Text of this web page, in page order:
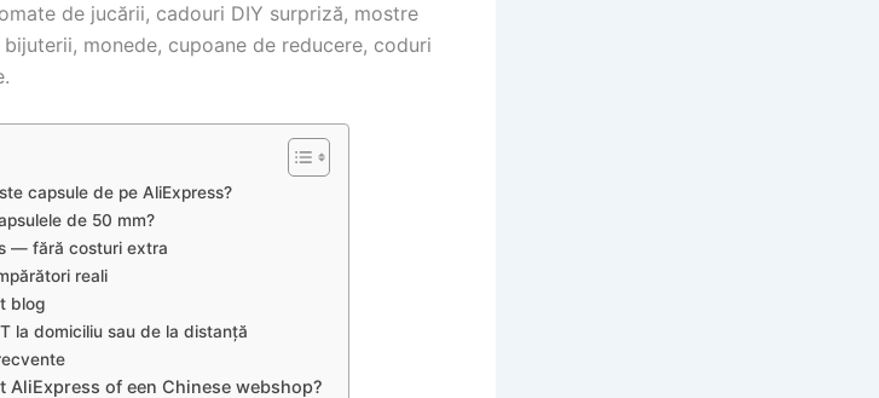
de jucării, cadouri DIY surpriză, mostre
monede, cupoane de reducere, coduri
capsule de pe AliExpress?
de 50 mm?
— fără costuri extra
reali
blog
la domiciliu sau de la distanță
AliExpress of een Chinese webshop?